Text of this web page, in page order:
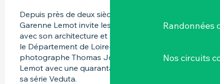
Randonnées
Nos circuits
Depuis près de deux siècles, le domaine de la
Garenne Lemot invite les artistes à dialoguer
avec son architecture et son paysage. En 2026,
le Département de Loire-Atlantique accueille le
photographe Thomas Jorion, qui investit la villa
Lemot avec une quarantaine de clichés tirés de
sa série Veduta.